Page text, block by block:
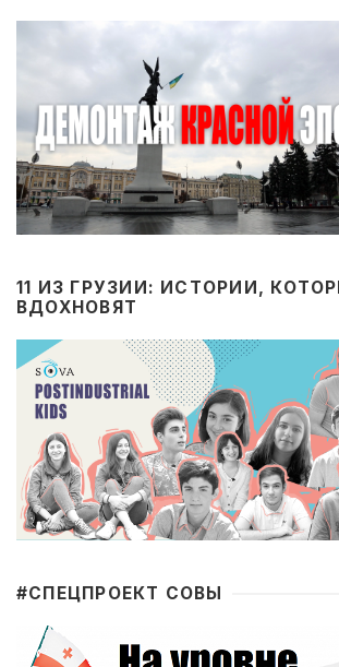
11 ИЗ ГРУЗИИ: ИСТОРИИ,
ВДОХНОВЯТ
#CПЕЦПРОЕКТ СОВЫ